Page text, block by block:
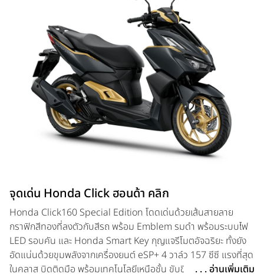
จุดเด่น Honda Click ฮอนด้า คลิก
Honda Click160 Special Edition โดดเด่นด้วยเส้นสายลาย
กราฟิกสีทองที่ลงตัวกับสีรถ พร้อม Emblem รมดำ พร้อมระบบไฟ
LED รอบคัน และ Honda Smart Key กุญแจรีโมตอัจฉริยะ ทั้งยัง
อัดแน่นด้วยขุมพลังจากเครื่องยนต์ eSP+ 4 วาล์ว 157 ซีซี แรงที่สุด
ในคลาส บิดติดมือ พร้อมเทคโนโลยีเหนือชั้น ขับขี่สมูท เสริมความ
. . . อ่านเพิ่มเติม